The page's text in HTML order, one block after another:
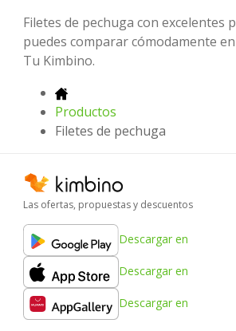
Filetes de pechuga con excelentes
puedes comparar cómodamente
Tu Kimbino.
Productos
Filetes de pechuga
Las ofertas, propuestas y descuentos
Descargar en
Descargar en
Descargar en